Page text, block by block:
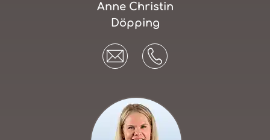
Anne Christin
Döpping